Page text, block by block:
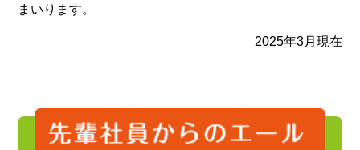
まいります。
2025年3月現在